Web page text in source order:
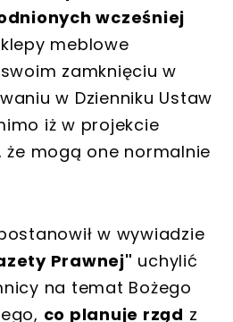
wcześniej
meblowe
zamknięciu w
w Dzienniku Ustaw
iż w projekcie
że mogą one normalnie
w wywiadzie
Prawnej" uchylić
na temat Bożego
co planuje rząd z